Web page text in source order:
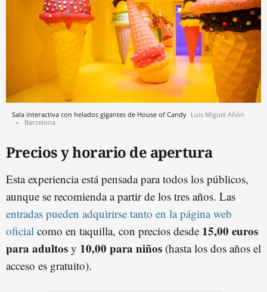
Sala interactiva con helados gigantes de House of Candy Luis Miguel Añón
Barcelona
Precios y horario de apertura
Esta experiencia está pensada para todos los públicos,
aunque se recomienda a partir de los tres años. Las
entradas pueden adquirirse tanto en la página web
oficial como en taquilla, con precios desde 15,00 euros
para adultos y 10,00 para niños (hasta los dos años el
acceso es gratuito).